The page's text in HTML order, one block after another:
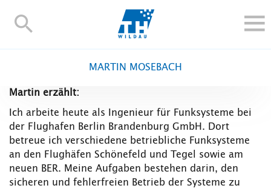
TH-
ALUMNI
HOCHSCHULE
INTERNATIONAL
BESCHÄFTIGTE
MARTIN MOSEBACH
Martin erzählt:
Ich arbeite heute als Ingenieur für Funksysteme bei
der Flughafen Berlin Brandenburg GmbH. Dort
betreue ich verschiedene betriebliche Funksysteme
an den Flughäfen Schönefeld und Tegel sowie am
neuen BER. Meine Aufgaben bestehen darin, den
sicheren und fehlerfreien Betrieb der Systeme zu